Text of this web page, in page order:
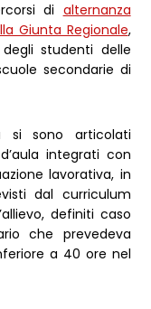
di alternanza
Giunta Regionale,
studenti delle
secondarie di
si sono articolati
integrati con
lavorativa, in
dal curriculum
definiti caso
che prevedeva
a 40 ore nel